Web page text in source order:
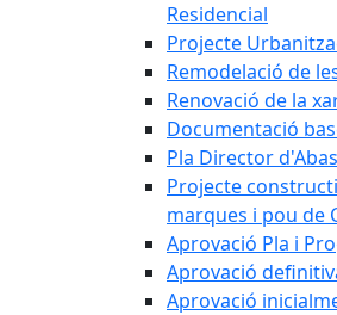
Residencial
Projecte
Remodelació de
Renovació de la
Documentació
Pla Director
Projecte
marques i pou de
Aprovació Pla i
Aprovació
Aprovació